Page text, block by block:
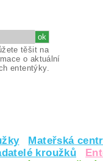
těšit na
o aktuální
ententýky.
Mateřská
kroužků